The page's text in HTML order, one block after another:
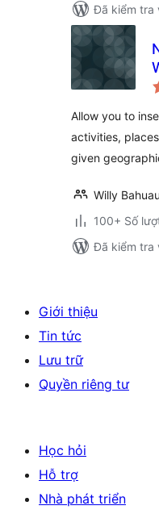
Đã kiểm tra
Allow you to
activities,
given
Willy
100+ Số
Đã kiểm tra
Giới thiệu
Tin tức
Lưu trữ
Quyền riêng tư
Học hỏi
Hỗ trợ
Nhà phát triển